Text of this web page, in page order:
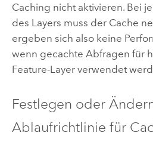
Caching nicht aktivieren. Bei
des Layers muss der Cache
ergeben sich also keine
wenn gecachte Abfragen für
Feature-Layer verwendet
Festlegen oder
Ablaufrichtlinie für